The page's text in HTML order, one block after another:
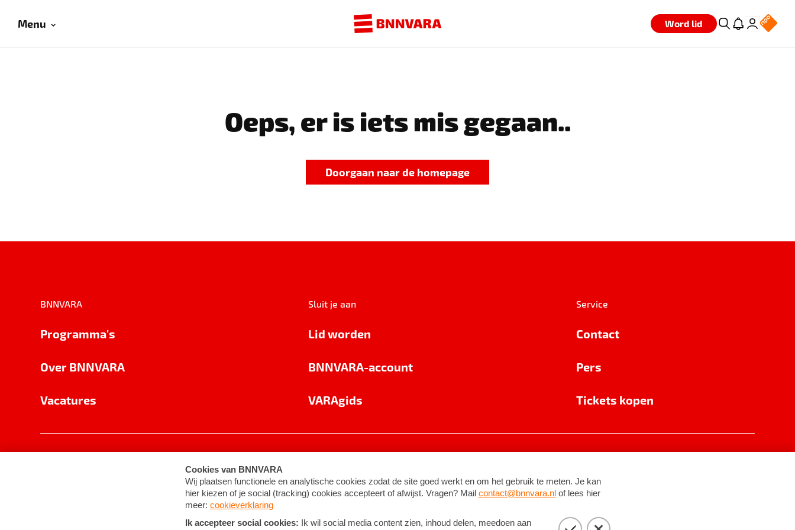
Menu Word lid
Oeps, er is iets mis gegaan..
Doorgaan naar de homepage
BNNVARA
Programma's
Over BNNVARA
Vacatures
Sluit je aan
Lid worden
BNNVARA-account
VARAgids
Service
Contact
Pers
Tickets kopen
Cookie-instellingen Algemene voorwaarden ©2026BNNVARA